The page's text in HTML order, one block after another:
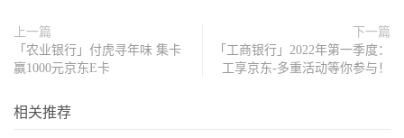
上一篇
「农业银行」付虎寻年味 集卡
赢1000元京东E卡
下一篇
「工商银行」2022年第一季度：
工享京东-多重活动等你参与！
相关推荐